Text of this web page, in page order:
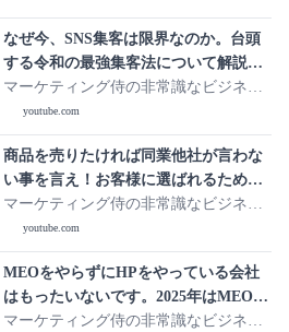
なぜ今、SNS集客は限界なのか。台頭
する令和の最強集客法について解説し
ます。
マーケティング侍の非常識なビジネス
youtube.com
商品を売りたければ同業他社が言わな
い事を言え！お客様に選ばれるために
最も簡単に差別化する方法7選
マーケティング侍の非常識なビジネス
youtube.com
MEOをやらずにHPをやっている会社
はもったいないです。2025年はMEOを
やっている会社が勝てます
マーケティング侍の非常識なビジネス